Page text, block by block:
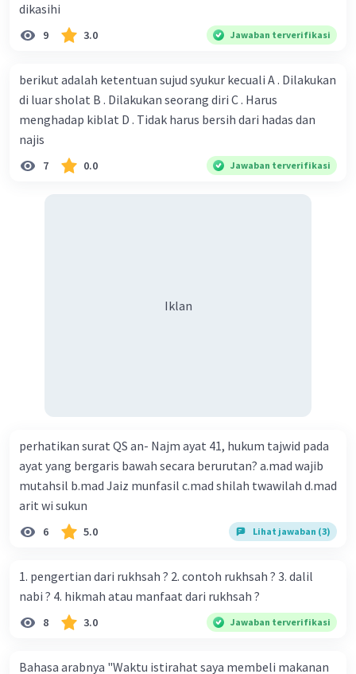
dikasihi
9 3.0 Jawaban terverifikasi
berikut adalah ketentuan sujud syukur kecuali A . Dilakukan
di luar sholat B . Dilakukan seorang diri C . Harus
menghadap kiblat D . Tidak harus bersih dari hadas dan
najis
7 0.0 Jawaban terverifikasi
Iklan
perhatikan surat QS an- Najm ayat 41, hukum tajwid pada
ayat yang bergaris bawah secara berurutan? a.mad wajib
mutahsil b.mad Jaiz munfasil c.mad shilah twawilah d.mad
arit wi sukun
6 5.0 Lihat jawaban (3)
1. pengertian dari rukhsah ? 2. contoh rukhsah ? 3. dalil
nabi ? 4. hikmah atau manfaat dari rukhsah ?
8 3.0 Jawaban terverifikasi
Bahasa arabnya "Waktu istirahat saya membeli makanan